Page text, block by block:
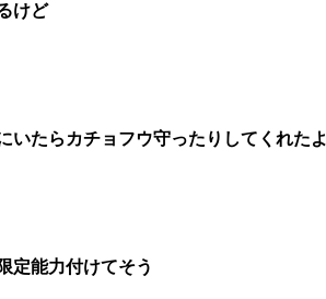
けど
いたらカチョフウ守ったりしてくれたよ
定能力付けてそう